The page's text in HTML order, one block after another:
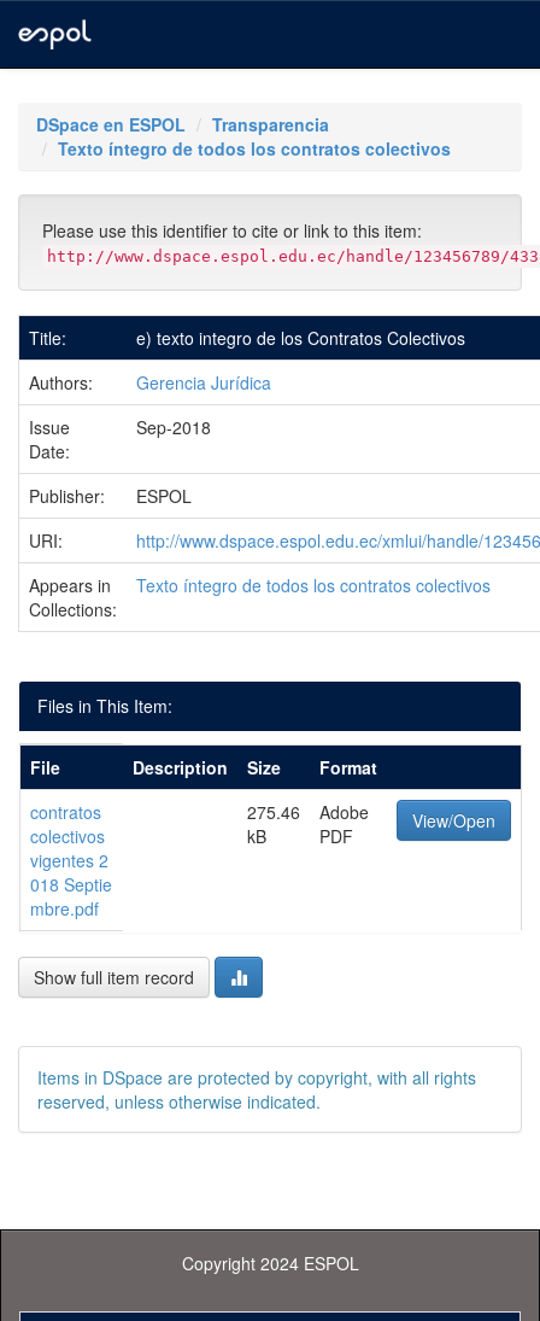
navigationDSpace en ESPOL
Transparencia
Texto íntegro de todos los contratos colectivos
Please use this identifier to cite or link to this item:
http://www.dspace.espol.edu.ec/handle/123456789/
Title:
e) texto integro de los Contratos Colectivos
Authors:
Gerencia Jurídica
Issue
Date:
Sep-2018
Publisher:
ESPOL
URI:
http://www.dspace.espol.edu.ec/xmlui/handle/
Appears in
Collections:
Texto íntegro de todos los contratos colectivos
Files in This Item:
File Description Size
Format
contratos
colectivos
vigentes 2
018 Septie
mbre.pdf
275.46
kB
Adobe
PDF
View/Open
Show full item record
Items in DSpace are protected by copyright, with all rights
reserved, unless otherwise indicated.
Copyright 2024 ESPOL